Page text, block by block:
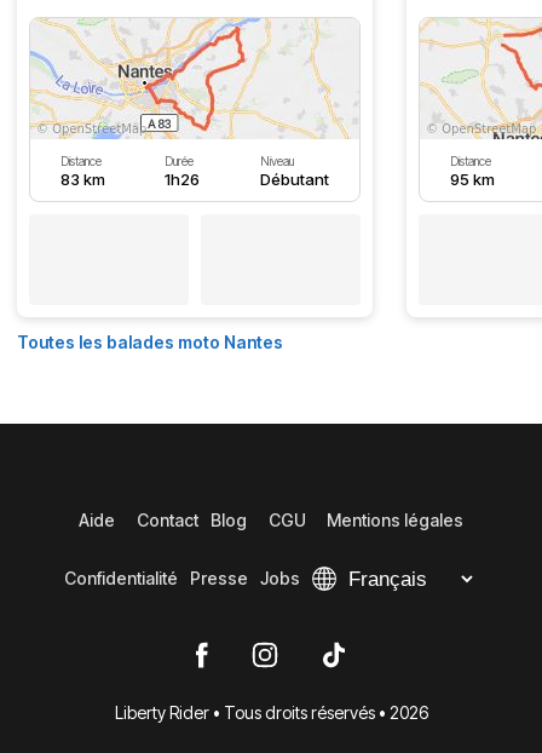
Distance
83 km
Durée
1h26
Niveau
Débutant
Distance
95 km
Toutes les balades moto Nantes
Aide Contact Blog CGU Mentions légales
Confidentialité Presse Jobs
Liberty Rider • Tous droits réservés • 2026